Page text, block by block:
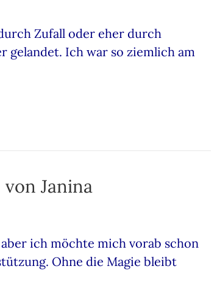
Zufall oder eher durch
gelandet. Ich war so ziemlich am
Janina
ich möchte mich vorab schon
Ohne die Magie bleibt